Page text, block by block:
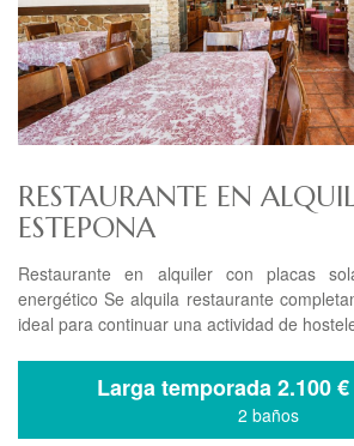
RESTAURANTE EN
ESTEPONA
Restaurante en alquiler con placas
energético Se alquila restaurante
ideal para continuar una actividad de
Larga temporada2.100
2 baños